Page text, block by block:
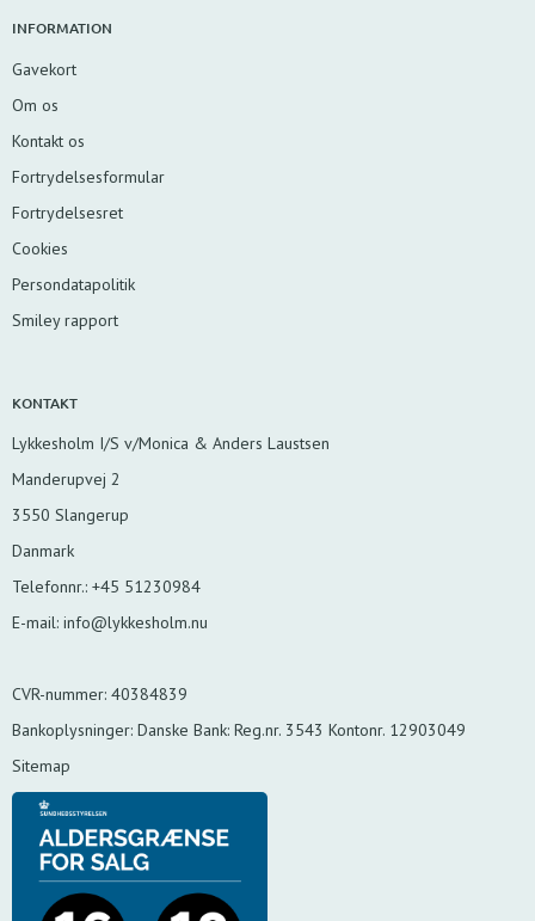
INFORMATION
Gavekort
Om os
Kontakt os
Fortrydelsesformular
Fortrydelsesret
Cookies
Persondatapolitik
Smiley rapport
KONTAKT
Lykkesholm I/S v/Monica & Anders Laustsen
Manderupvej 2
3550 Slangerup
Danmark
Telefonnr.: +45 51230984
E-mail: info@lykkesholm.nu
CVR-nummer: 40384839
Bankoplysninger: Danske Bank: Reg.nr. 3543 Kontonr. 12903049
Sitemap